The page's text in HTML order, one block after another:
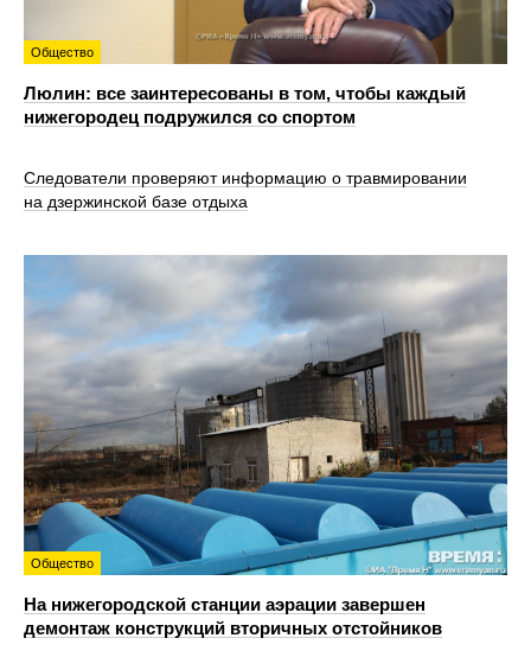
Общество
Люлин: все заинтересованы в том, чтобы каждый
нижегородец подружился со спортом
Следователи проверяют информацию о травмировании
на дзержинской базе отдыха
Общество
На нижегородской станции аэрации завершен
демонтаж конструкций вторичных отстойников